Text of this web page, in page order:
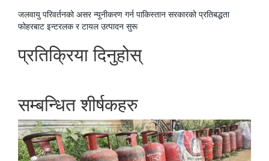
पछिल्लाे
-
जलवायु परिवर्तनको असर न्यूनीकरण गर्न पाकिस्तान सरकारको प्रतिबद्धता
अघिल्लाे
फोहरबाट इन्टरलक र टायल उत्पादन सुरू
प्रतिक्रिया दिनुहोस्
सम्बन्धित शीर्षकहरु